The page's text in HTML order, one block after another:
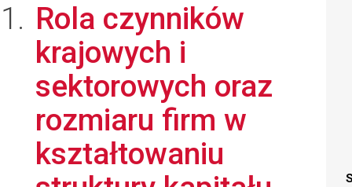
Rola czynników
krajowych i
sektorowych oraz
rozmiaru firm w
kształtowaniu